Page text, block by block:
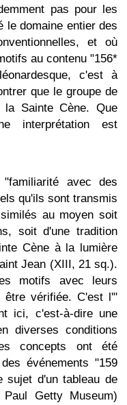
pas pour les
le domaine entier des
et où
au contenu "156*
c'est à
que le groupe de
la Sainte Cène. Que
interprétation est
avec des
qu'ils sont transmis
au moyen soit
soit d'une tradition
Cène à la lumière
Jean (XIII, 21 sq.).
motifs avec leurs
vérifiée. C'est l'"
ici, c'est-à-dire une
diverses conditions
concepts ont été
événements "159
sujet d'un tableau de
Getty Museum)